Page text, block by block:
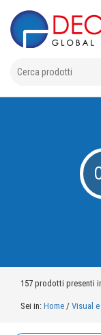
157 prodotti presenti
Sei in: Home / Visual